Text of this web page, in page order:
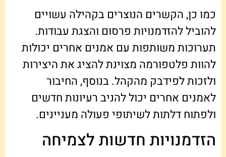
כמו כן, הקשרים הנוצרים בקהילה עשויים
להוביל להזדמנויות פרסום והצגת עבודות.
תערוכות משותפות עם אמנים אחרים יכולות
להוות פלטפורמה מצוינת להציג את היצירות
ולזכות לפידבק מהקהל. בנוסף, החיבור
לאמנים אחרים יכול להניב רעיונות חדשים
ולפתוח דלתות לשיתופי פעולה מעניינים.
הזדמנויות חדשות לצמיחה